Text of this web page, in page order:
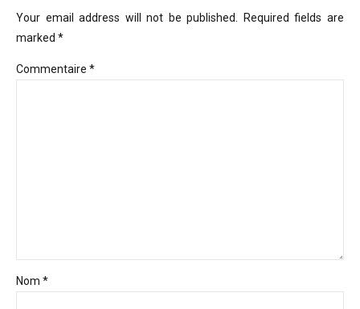
Your email address will not be published. Required fields are
marked *
Commentaire *
Nom *